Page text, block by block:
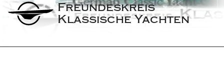
Freundeskreis
Klassische Yachten